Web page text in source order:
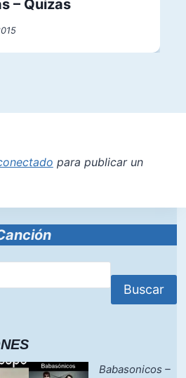
– Quizas
para publicar un
Buscar
Babasonicos –